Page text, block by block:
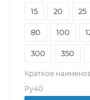
15 20 25
80 100
300 350
Краткое
Ру40